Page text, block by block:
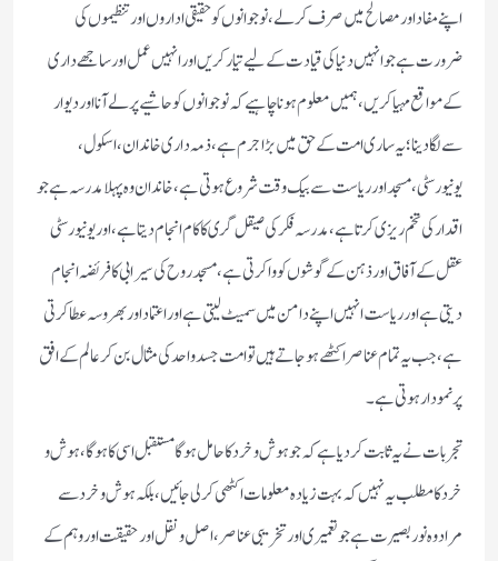
اپنے مفاد اور مصالح میں صرف کر لے، نوجوانوں کو حقیقی اداروں اور تنظیموں کی
ضرورت ہے جو انہیں دنیا کی قیادت کے لیے تیار کریں اور انہیں عمل اور ساجھے داری
کے مواقع مہیا کریں، ہمیں معلوم ہونا چاہیے کہ نوجوانوں کو حاشیے پر لے آنا اور دیوار
سے لگا دینا؛ یہ ساری امت کے حق میں بڑا جرم ہے، ذمہ داری خاندان، اسکول،
یونیورسٹی، مسجد اور ریاست سے بیک وقت شروع ہوتی ہے، خاندان وہ پہلا مدرسہ ہے جو
اقدار کی تخم ریزی کرتا ہے، مدرسہ فکر کی صیقل گری کا کام انجام دیتا ہے، اور یونیورسٹی
عقل کے آفاق اور ذہن کے گوشوں کو وا کرتی ہے، مسجد روح کی سیرابی کا فریضہ انجام
دیتی ہے اور ریاست انہیں اپنے دامن میں سمیٹ لیتی ہے اور اعتماد اور بھروسہ عطا کرتی
ہے، جب یہ تمام عناصر اکٹھے ہو جاتے ہیں تو امت جسد واحد کی مثال بن کر عالم کے افق
پر نمودار ہوتی ہے۔
تجربات نے یہ ثابت کر دیا ہے کہ جو ہوش و خرد کا حامل ہوگا مستقبل اسی کا ہوگا، ہوش و
خرد کا مطلب یہ نہیں کہ بہت زیادہ معلومات اکٹھی کر لی جائیں، بلکہ ہوش و خرد سے
مراد وہ نور بصیرت ہے جو تعمیری اور تخریبی عناصر، اصل ونقل اور حقیقت اور وہم کے